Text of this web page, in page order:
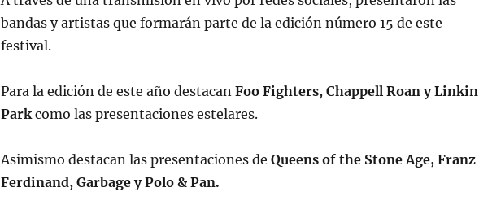
bandas y artistas que formarán parte de la edición número 15 de este
festival.
Para la edición de este año destacanFoo Fighters, Chappell Roan y Linkin
Parkcomo las presentaciones estelares.
Asimismo destacan las presentaciones deQueens of the Stone Age, Franz
Ferdinand, Garbage y Polo & Pan.